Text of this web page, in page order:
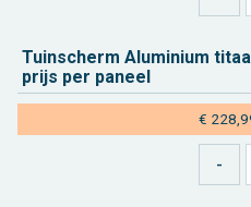
Tuin­scherm Alu­mi­ni­um
prijs per pa­neel
€